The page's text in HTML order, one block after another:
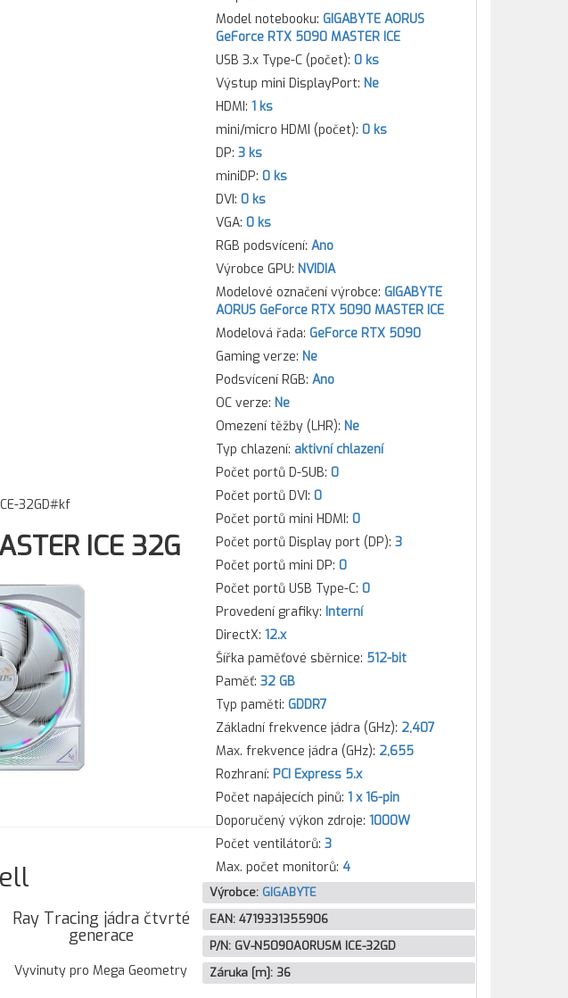
32GD#kf
ICE 32G
Ray Tracing jádra čtvrté
generace
Vyvinuty pro Mega Geometry
Model notebooku: GIGABYTE AORUS
GeForce RTX 5090 MASTER ICE
USB 3.x Type-C (počet): 0 ks
Výstup mini DisplayPort: Ne
HDMI: 1 ks
mini/micro HDMI (počet): 0 ks
DP: 3 ks
miniDP: 0 ks
DVI: 0 ks
VGA: 0 ks
RGB podsvícení: Ano
Výrobce GPU: NVIDIA
Modelové označení výrobce: GIGABYTE
AORUS GeForce RTX 5090 MASTER ICE
Modelová řada: GeForce RTX 5090
Gaming verze: Ne
Podsvícení RGB: Ano
OC verze: Ne
Omezení těžby (LHR): Ne
Typ chlazení: aktivní chlazení
Počet portů D-SUB: 0
Počet portů DVI: 0
Počet portů mini HDMI: 0
Počet portů Display port (DP): 3
Počet portů mini DP: 0
Počet portů USB Type-C: 0
Provedení grafiky: Interní
DirectX: 12.x
Šířka paměťové sběrnice: 512-bit
Paměť: 32 GB
Typ paměti: GDDR7
Základní frekvence jádra (GHz): 2,407
Max. frekvence jádra (GHz): 2,655
Rozhraní: PCI Express 5.x
Počet napájecích pinů: 1 x 16-pin
Doporučený výkon zdroje: 1000W
Počet ventilátorů: 3
Max. počet monitorů: 4
Výrobce: GIGABYTE
EAN: 4719331355906
P/N: GV-N5090AORUSM ICE-32GD
Záruka [m]: 36